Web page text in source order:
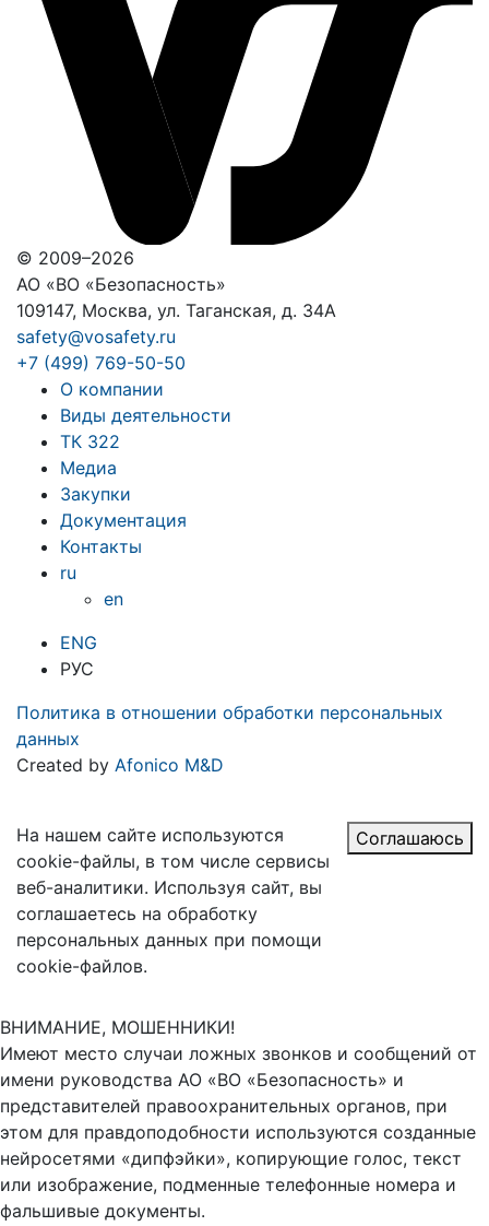
© 2009–2026
АО «ВО «Безопасность»
109147, Москва, ул. Таганская, д. 34А
safety@vosafety.ru
+7 (499) 769-50-50
О компании
Виды деятельности
ТК 322
Медиа
Закупки
Документация
Контакты
ru
en
ENG
РУС
Политика в отношении обработки персональных
данных
Created by Afonico M&D
На нашем сайте используются
cookie-файлы, в том числе сервисы
веб-аналитики. Используя сайт, вы
соглашаетесь на обработку
персональных данных при помощи
cookie-файлов.
Соглашаюсь
ВНИМАНИЕ, МОШЕННИКИ!
Имеют место случаи ложных звонков и сообщений от
имени руководства АО «ВО «Безопасность» и
представителей правоохранительных органов, при
этом для правдоподобности используются созданные
нейросетями «дипфэйки», копирующие голос, текст
или изображение, подменные телефонные номера и
фальшивые документы.